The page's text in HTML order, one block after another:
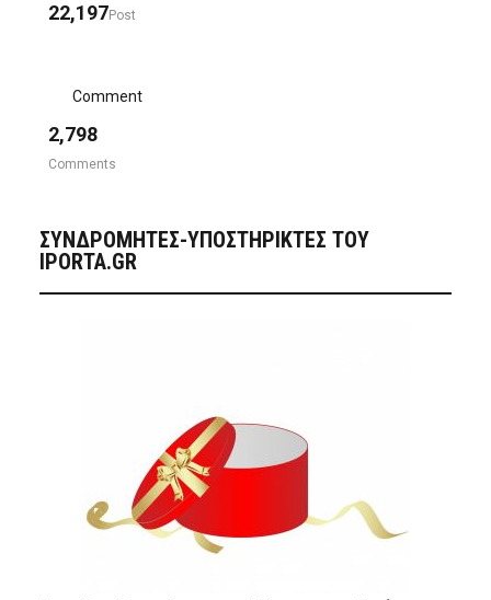
22,197Post
Comment
2,798
Comments
ΣΥΝΔΡΟΜΗΤΈΣ-ΥΠΟΣΤΗΡΙΚΤΈΣ ΤΟΥ
IPORTA.GR